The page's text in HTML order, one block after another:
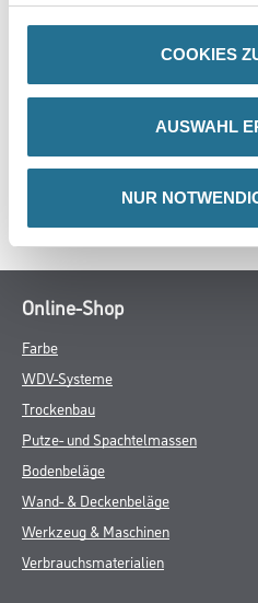
COOKIES
AUSWAHL
NUR
GEFAHRENHINWEISE
DATENBLÄTTER
SPEZIFIKATIONEN
Online-Shop
Farbe
WDV-Systeme
Trockenbau
Putze- und Spachtelmassen
Bodenbeläge
Wand- & Deckenbeläge
Werkzeug & Maschinen
Verbrauchsmaterialien